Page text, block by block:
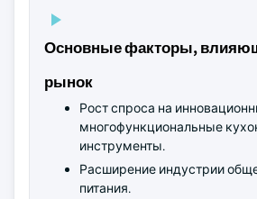
Основные факторы,
рынок
Рост спроса на
многофункциональные
инструменты.
Расширение индустрии
питания.